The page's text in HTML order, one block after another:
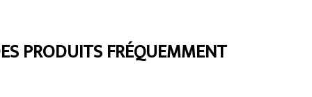
PRODUITS FRÉQUEMMENT